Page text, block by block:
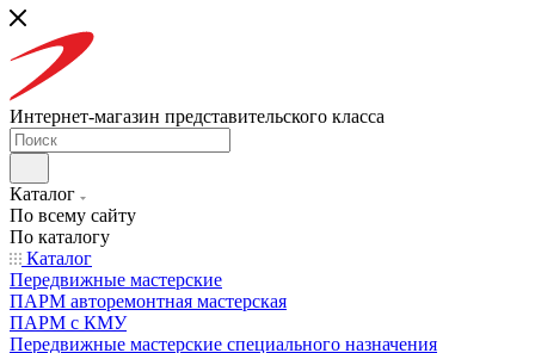
Интернет-магазин представительского класса
Каталог
По всему сайту
По каталогу
Каталог
Передвижные мастерские
ПАРМ авторемонтная мастерская
ПАРМ с КМУ
Передвижные мастерские специального назначения